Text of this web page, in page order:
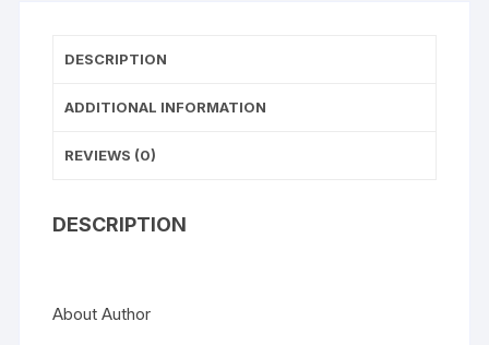
DESCRIPTION
ADDITIONAL INFORMATION
REVIEWS (0)
DESCRIPTION
About Author